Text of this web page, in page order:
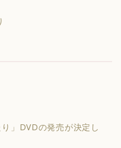
」DVDの発売が決定し